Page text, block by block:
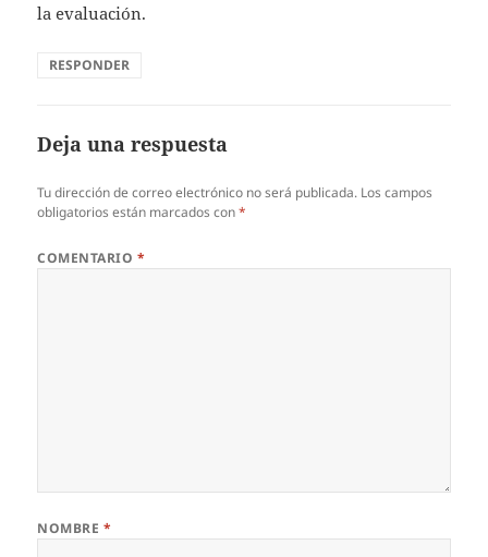
la evaluación.
RESPONDER
Deja una respuesta
Tu dirección de correo electrónico no será publicada. Los campos
obligatorios están marcados con*
COMENTARIO *
NOMBRE *